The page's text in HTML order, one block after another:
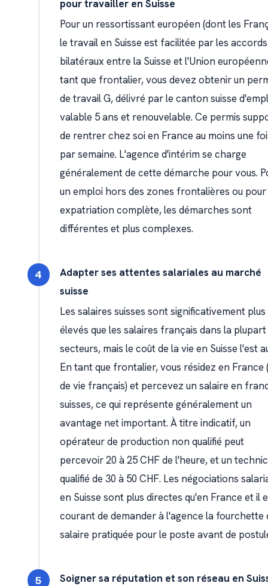
pour travailler en Suisse
Pour un ressortissant européen (dont les
le travail en Suisse est facilitée par les accords
bilatéraux entre la Suisse et l'Union
tant que frontalier, vous devez obtenir un
de travail G, délivré par le canton suisse
valable 5 ans et renouvelable. Ce permis
de rentrer chez soi en France au moins une
par semaine. L'agence d'intérim se charge
généralement de cette démarche pour vous.
un emploi hors des zones frontalières ou pour
expatriation complète, les démarches sont
différentes et plus complexes.
Adapter ses attentes salariales au marché
suisse
Les salaires suisses sont significativement plus
élevés que les salaires français dans la plupart
secteurs, mais le coût de la vie en Suisse l'est
En tant que frontalier, vous résidez en France
de vie français) et percevez un salaire en
suisses, ce qui représente généralement un
avantage net important. À titre indicatif, un
opérateur de production non qualifié peut
percevoir 20 à 25 CHF de l'heure, et un
qualifié de 30 à 50 CHF. Les négociations
en Suisse sont plus directes qu'en France et il
courant de demander à l'agence la fourchette
salaire pratiquée pour le poste avant de
Soigner sa réputation et son réseau en